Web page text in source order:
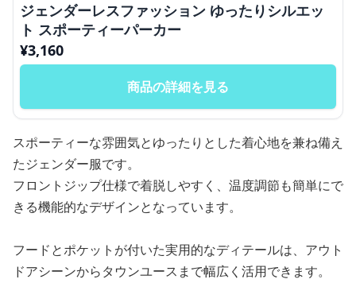
ジェンダーレスファッション ゆったりシルエッ
ト スポーティーパーカー
¥3,160
商品の詳細を見る
スポーティーな雰囲気とゆったりとした着心地を兼ね備え
たジェンダー服です。
フロントジップ仕様で着脱しやすく、温度調節も簡単にで
きる機能的なデザインとなっています。
フードとポケットが付いた実用的なディテールは、アウト
ドアシーンからタウンユースまで幅広く活用できます。